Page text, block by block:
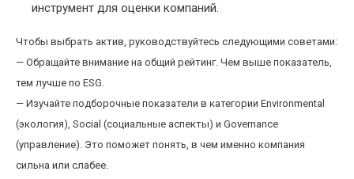
инструмент для оценки компаний.
Чтобы выбрать актив, руководствуйтесь следующими советами:
— Обращайте внимание на общий рейтинг. Чем выше показатель,
тем лучше по ESG.
— Изучайте подборочные показатели в категории Environmental
(экология), Social (социальные аспекты) и Governance
(управление). Это поможет понять, в чем именно компания
сильна или слабее.